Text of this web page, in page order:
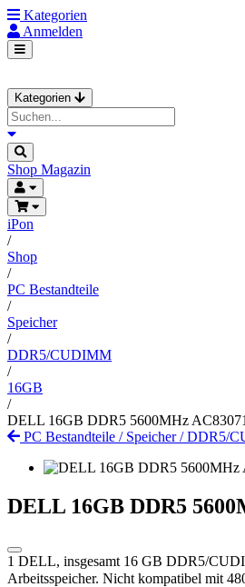
Kategorien
Anmelden
Kategorien
Shop Magazin
iPon
/
Shop
/
PC Bestandteile
/
Speicher
/
DDR5/CUDIMM
/
16GB
/
DELL 16GB DDR5 5600MHz
PC Bestandteile / Speicher/DDR5/
DELL 16GB DDR5
1 DELL, insgesamt 16 GB DDR5/
Arbeitsspeicher. Nicht kompatibel mit